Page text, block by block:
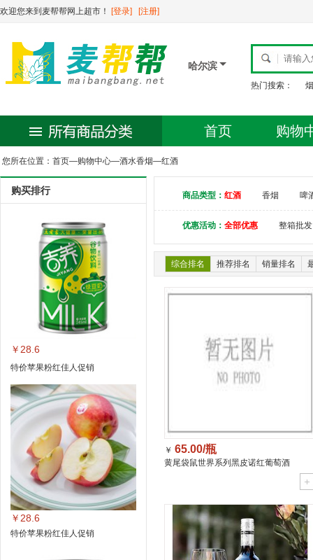
欢迎您来到麦帮帮网上超市！ [登录] [注册]
哈尔滨
热门搜索： 烟
首页 购物
您所在位置： 首页—购物中心—酒水香烟—红酒
购买排行
￥28.6
特价苹果粉红佳人促销
￥28.6
特价苹果粉红佳人促销
商品类型： 红酒 香烟 啤
优惠活动： 全部优惠 整箱批发
综合排名 推荐排名 销量排名
￥ 65.00/瓶
黄尾袋鼠世界系列黑皮诺红葡萄酒